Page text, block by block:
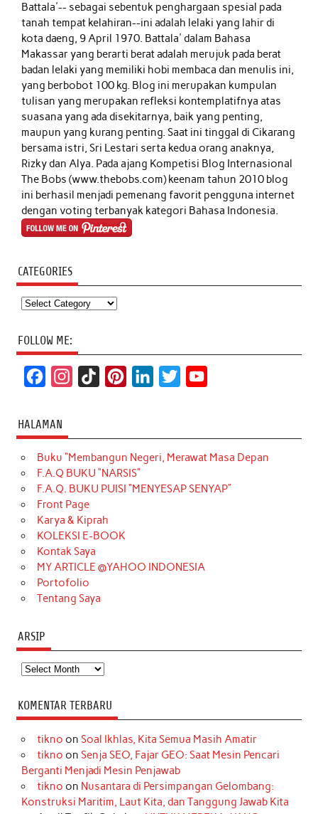
Battala'-- sebagai sebentuk penghargaan spesial pada
tanah tempat kelahiran--ini adalah lelaki yang lahir di
kota daeng, 9 April 1970. Battala' dalam Bahasa
Makassar yang berarti berat adalah merujuk pada berat
badan lelaki yang memiliki hobi membaca dan menulis ini,
yang berbobot 100 kg. Blog ini merupakan kumpulan
tulisan yang merupakan refleksi kontemplatifnya atas
suasana yang ada disekitarnya, baik yang penting,
maupun yang kurang penting. Saat ini tinggal di Cikarang
bersama istri, Sri Lestari serta kedua orang anaknya,
Rizky dan Alya. Pada ajang Kompetisi Blog Internasional
The Bobs (www.thebobs.com) keenam tahun 2010 blog
ini berhasil menjadi pemenang favorit pengguna internet
dengan voting terbanyak kategori Bahasa Indonesia.
CATEGORIES
Categories
FOLLOW ME:
c
e
b
o
o
k
t
a
g
r
a
m
T
o
k
t
e
r
k
e
d
t
t
e
T
u
b
HALAMAN
Buku “Membangun Negeri, Merawat Masa Depan
F.A.Q BUKU “NARSIS”
F.A.Q. BUKU PUISI “MENYESAP SENYAP”
Front Page
Karya & Kiprah
KOLEKSI E-BOOK
Kontak Saya
MY ARTICLE @YAHOO INDONESIA
Portofolio
Tentang Saya
ARSIP
Arsip
KOMENTAR TERBARU
tikno on Soal Ikhlas, Kita Semua Masih Amatir
tikno on Senja SEO, Fajar GEO: Saat Mesin Pencari
Berganti Menjadi Mesin Penjawab
tikno on Nusantara di Persimpangan Gelombang:
Konstruksi Maritim, Laut Kita, dan Tanggung Jawab Kita